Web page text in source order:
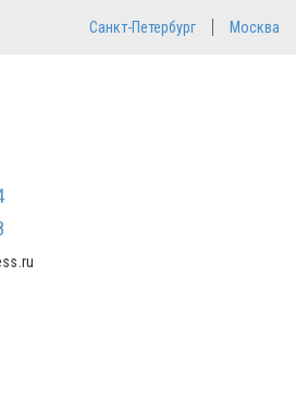
Санкт-Петербург Москва